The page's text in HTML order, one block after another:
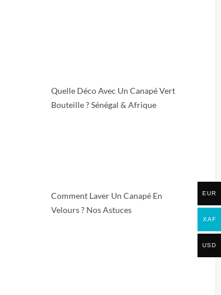
Quelle Déco Avec Un Canapé Vert
Bouteille ? Sénégal & Afrique
Comment Laver Un Canapé En
Velours ? Nos Astuces
EUR
XAF
USD